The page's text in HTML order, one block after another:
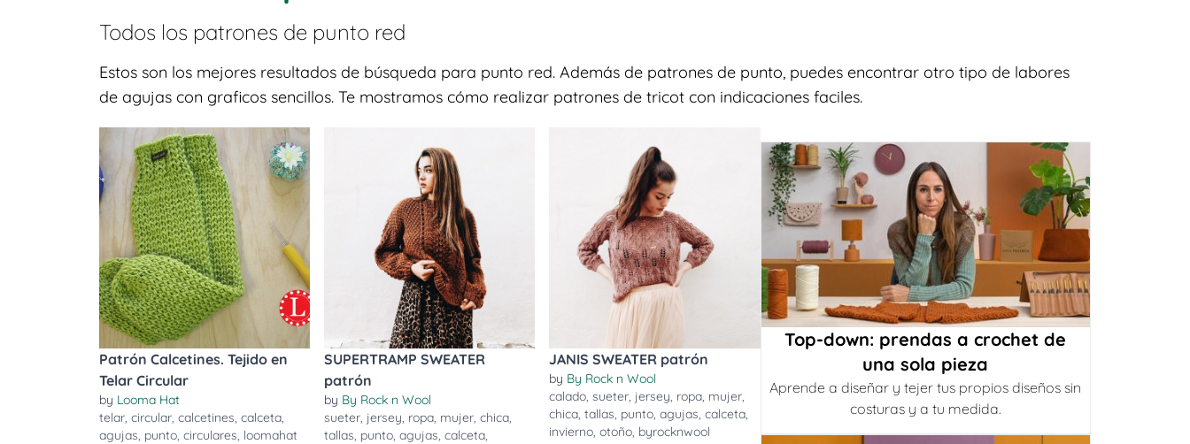
Todos los patrones de punto red
Estos son los mejores resultados de búsqueda para punto red. Además de patrones de punto, puedes encontrar otro tipo de labores
de agujas con graficos sencillos. Te mostramos cómo realizar patrones de tricot con indicaciones faciles.
Patrón Calcetines. Tejido en
Telar Circular
by Looma Hat
telar, circular, calcetines, calceta,
agujas, punto, circulares, loomahat
SUPERTRAMP SWEATER
patrón
by By Rock n Wool
sueter, jersey, ropa, mujer,chica,
tallas, punto,agujas,calceta,
JANIS SWEATER patrón
by By Rock n Wool
calado,sueter, jersey, ropa, mujer,
chica,tallas, punto,agujas,calceta,
invierno,otoño, byrocknwool
Top-down: prendas a crochet de
una sola pieza
Aprende a diseñar y tejer tus propios diseños sin
costuras y a tu medida.